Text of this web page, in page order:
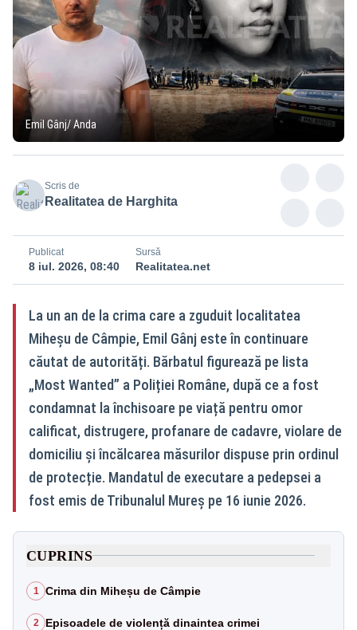
Emil Gânj/ Anda
Scris de
Realitatea de Harghita
Publicat
8 iul. 2026, 08:40
Sursă
Realitatea.net
La un an de la crima care a zguduit localitatea
Miheșu de Câmpie, Emil Gânj este în continuare
căutat de autorități. Bărbatul figurează pe lista
„Most Wanted” a Poliției Române, după ce a fost
condamnat la închisoare pe viață pentru omor
calificat, distrugere, profanare de cadavre, violare de
domiciliu și încălcarea măsurilor dispuse prin ordinul
de protecție. Mandatul de executare a pedepsei a
fost emis de Tribunalul Mureș pe 16 iunie 2026.
CUPRINS
1 Crima din Miheșu de Câmpie
2 Episoadele de violență dinaintea crimei